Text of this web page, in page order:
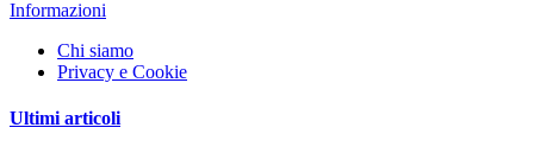
Informazioni
Chi siamo
Privacy e Cookie
Ultimi articoli